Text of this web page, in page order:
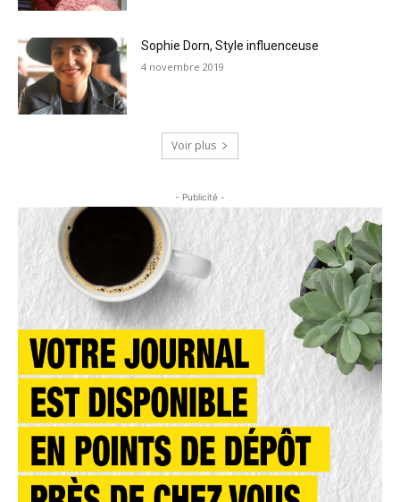
Sophie Dorn, Style influenceuse
4 novembre 2019
Voir plus
- Publicité -